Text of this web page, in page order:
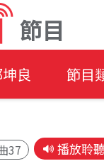
節目
良 節目
37 播放聆聽